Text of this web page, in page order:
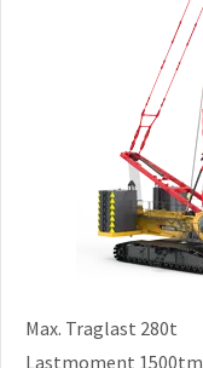
Max. Traglast 280t
Lastmoment 1500tm